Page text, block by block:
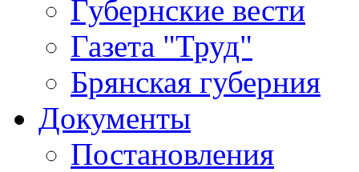
Губернские вести
Газета "Труд"
Брянская губерния
Документы
Постановления